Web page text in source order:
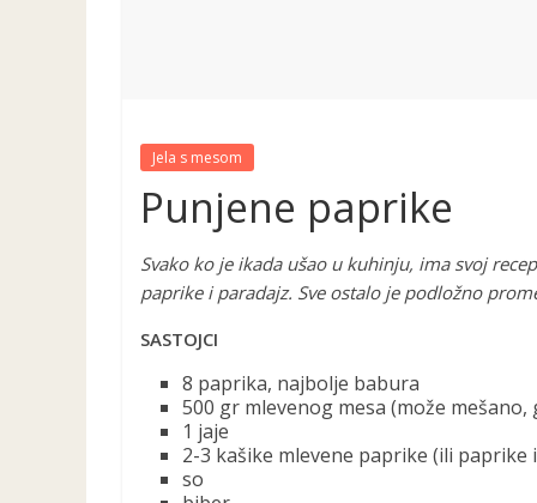
Jela s mesom
Punjene paprike
Svako ko je ikada ušao u kuhinju, ima svoj
paprike i paradajz. Sve ostalo je podložno
SASTOJCI
8 paprika, najbolje babura
500 gr mlevenog mesa (može mešano,
1 jaje
2-3 kašike mlevene paprike (ili paprike
so